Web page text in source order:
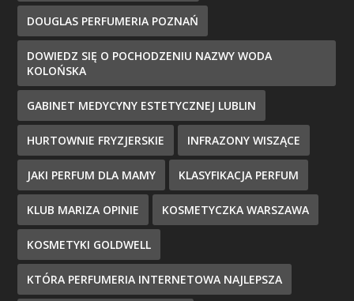
DOUGLAS PERFUMERIA POZNAŃ
DOWIEDZ SIĘ O POCHODZENIU NAZWY WODA
KOLOŃSKA
GABINET MEDYCYNY ESTETYCZNEJ LUBLIN
HURTOWNIE FRYZJERSKIE INFRAZONY WISZĄCE
JAKI PERFUM DLA MAMY KLASYFIKACJA PERFUM
KLUB MARIZA OPINIE KOSMETYCZKA WARSZAWA
KOSMETYKI GOLDWELL
KTÓRA PERFUMERIA INTERNETOWA NAJLEPSZA